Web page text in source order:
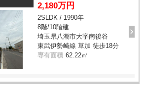
2,180万円
2SLDK / 1990年
8階/10階建
埼玉県八潮市大字南後谷
東武伊勢崎線 草加 徒歩18分
専有面積 62.22㎡